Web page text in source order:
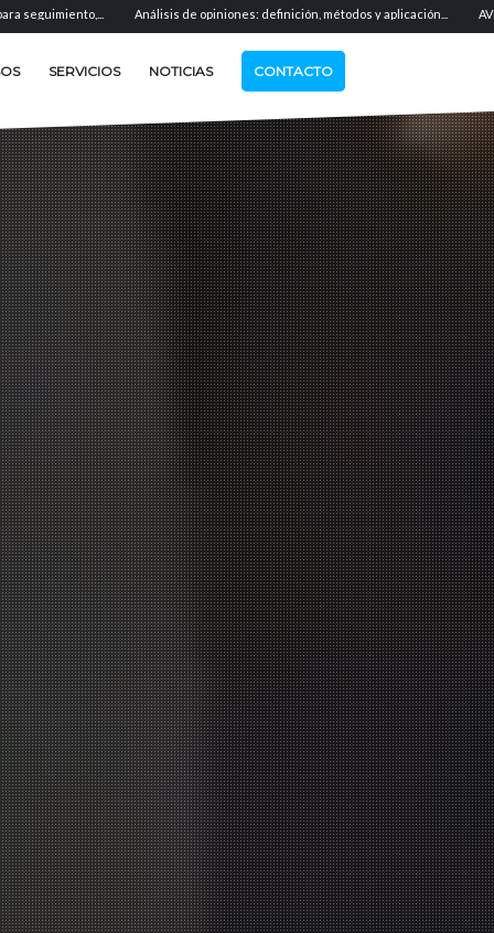
Análisis de opiniones: definición, métodos y aplicación... AVE: el equivalente en
SERVICIOS NOTICIAS CONTACTO